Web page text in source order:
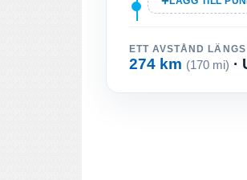
ETT AVSTÅND LÄNGS
274 km (170 mi) ·